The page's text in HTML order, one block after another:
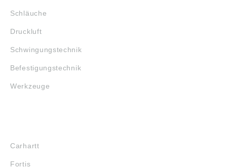
Schläuche
Druckluft
Schwingungstechnik
Befestigungstechnik
Werkzeuge
Carhartt
Fortis